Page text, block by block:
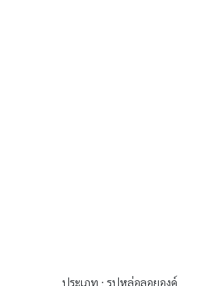
ประเภท : รูปหล่อลอยองค์